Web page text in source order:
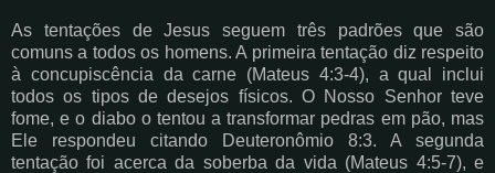
As tentações de Jesus seguem três padrões que são
comuns a todos os homens. A primeira tentação diz respeito
à concupiscência da carne (Mateus 4:3-4), a qual inclui
todos os tipos de desejos físicos. O Nosso Senhor teve
fome, e o diabo o tentou a transformar pedras em pão, mas
Ele respondeu citando Deuteronômio 8:3. A segunda
tentação foi acerca da soberba da vida (Mateus 4:5-7), e